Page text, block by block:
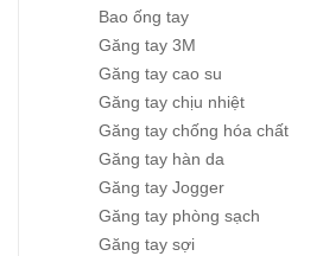
Bao ống tay
Găng tay 3M
Găng tay cao su
Găng tay chịu nhiệt
Găng tay chống hóa chất
Găng tay hàn da
Găng tay Jogger
Găng tay phòng sạch
Găng tay sợi